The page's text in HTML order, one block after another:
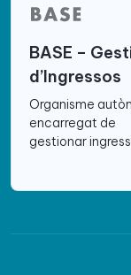
BASE –
d’Ingressos
Organisme
encarregat de
gestionar